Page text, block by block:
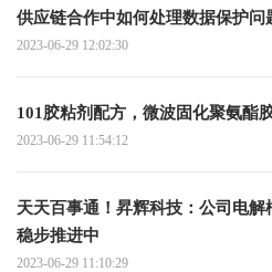
供应链合作中如何处理数据保护问
2023-06-29 12:02:30
101胶粘剂配方，微波固化聚氨酯
2023-06-29 11:54:12
天天百事通！昇辉科技：公司电
稳步推进中
2023-06-29 11:10:29